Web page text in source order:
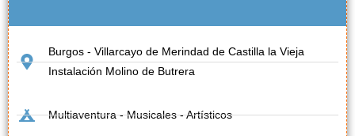
Burgos - Villarcayo de Merindad de Castilla la Vieja
Instalación Molino de Butrera
Multiaventura - Musicales - Artísticos